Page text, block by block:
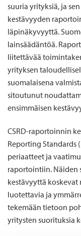
suuria yrityksiä, ja
kestävyyden
läpinäkyvyyttä.
lainsäädäntöä.
liitettävää
yrityksen
suomalaisena
sitoutunut
ensimmäisen
CSRD-raportoinnin
Reporting Standards
periaatteet ja
raportointiin. Näiden
kestävyyttä
luotettavia ja
tekemään tietoon
yritysten suorituksia